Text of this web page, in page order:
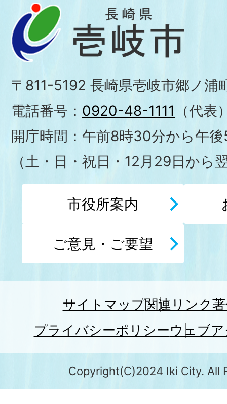
〒811-5192 長崎県壱岐市郷ノ浦
電話番号： 0920-48-1111 （代表
開庁時間：午前8時30分から午
（土・日・祝日・12月29日から
市役所案内
ご意見・ご要望
サイトマップ関連リンク
プライバシーポリシーウェブ
Copyright(C)2024 Iki City. All